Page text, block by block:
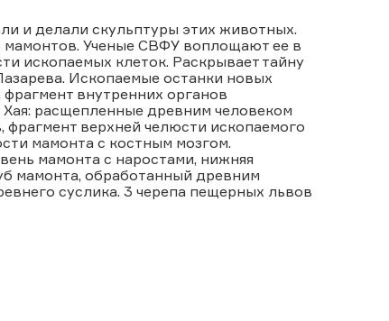
и делали скульптуры этих животных.
мамонтов. Ученые СВФУ воплощают ее в
ископаемых клеток. Раскрывает тайну
Ископаемые останки новых
внутренних органов
расщепленные древним человеком
верхней челюсти ископаемого
мамонта с костным мозгом.
мамонта с наростами, нижняя
мамонта, обработанный древним
суслика. 3 черепа пещерных львов